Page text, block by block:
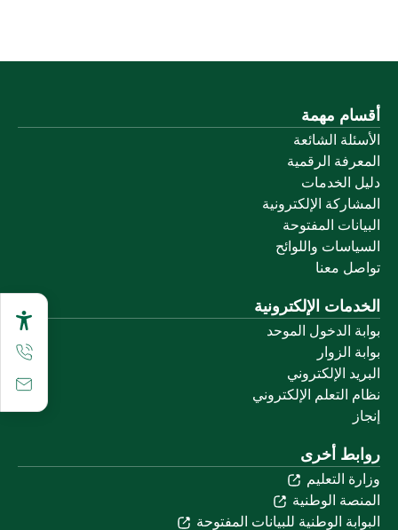
أقسام مهمة
الأسئلة الشائعة
المعرفة الرقمية
دليل الخدمات
المشاركة الإلكترونية
البيانات المفتوحة
السياسات واللوائح
تواصل معنا
الخدمات الإلكترونية
بوابة الدخول الموحد
بوابة الزوار
البريد الإلكتروني
نظام التعلم الإلكتروني
إنجاز
روابط أخرى
وزارة التعليم
المنصة الوطنية
البوابة الوطنية للبيانات المفتوحة